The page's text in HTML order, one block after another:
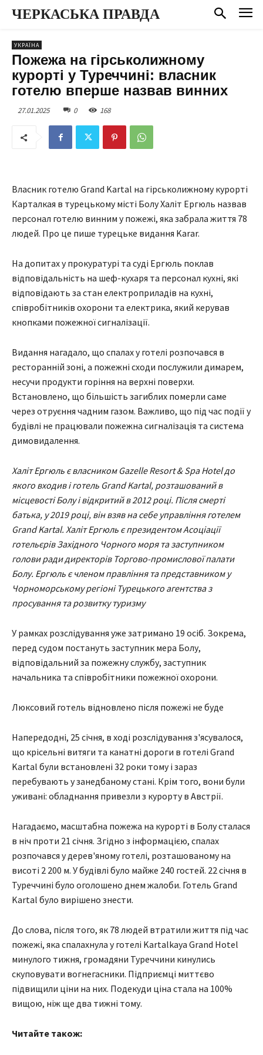
ЧЕРКАСЬКА ПРАВДА
УКРАЇНА
Пожежа на гірськолижному
курорті у Туреччині: власник
готелю вперше назвав винних
27.01.2025 0 168
Власник готелю Grand Kartal на гірськолижному курорті
Карталкая в турецькому місті Болу Халіт Ергюль назвав
персонал готелю винним у пожежі, яка забрала життя 78
людей. Про це пише турецьке видання Karar.
На допитах у прокуратурі та суді Ергюль поклав
відповідальність на шеф-кухаря та персонал кухні, які
відповідають за стан електроприладів на кухні,
співробітників охорони та електрика, який керував
кнопками пожежної сигналізації.
Видання нагадало, що спалах у готелі розпочався в
ресторанній зоні, а пожежні сходи послужили димарем,
несучи продукти горіння на верхні поверхи.
Встановлено, що більшість загиблих померли саме
через отруєння чадним газом. Важливо, що під час події у
будівлі не працювали пожежна сигналізація та система
димовидалення.
Халіт Ергюль є власником Gazelle Resort & Spa Hotel до
якого входив і готель Grand Kartal, розташований в
місцевості Болу і відкритий в 2012 році. Після смерті
батька, у 2019 році, він взяв на себе управління готелем
Grand Kartal. Халіт Ергюль є президентом Асоціації
готельєрів Західного Чорного моря та заступником
голови ради директорів Торгово-промислової палати
Болу. Ергюль є членом правління та представником у
Чорноморському регіоні Турецького агентства з
просування та розвитку туризму
У рамках розслідування уже затримано 19 осіб. Зокрема,
перед судом постануть заступник мера Болу,
відповідальний за пожежну службу, заступник
начальника та співробітники пожежної охорони.
Люксовий готель відновлено після пожежі не буде
Напередодні, 25 січня, в ході розслідування з'ясувалося,
що крісельні витяги та канатні дороги в готелі Grand
Kartal були встановлені 32 роки тому і зараз
перебувають у занедбаному стані. Крім того, вони були
уживані: обладнання привезли з курорту в Австрії.
Нагадаємо, масштабна пожежа на курорті в Болу сталася
в ніч проти 21 січня. Згідно з інформацією, спалах
розпочався у дерев'яному готелі, розташованому на
висоті 2 200 м. У будівлі було майже 240 гостей. 22 січня в
Туреччині було оголошено днем ​​жалоби. Готель Grand
Kartal було вирішено знести.
До слова, після того, як 78 людей втратили життя під час
пожежі, яка спалахнула у готелі Kartalkaya Grand Hotel
минулого тижня, громадяни Туреччини кинулись
скуповувати вогнегасники. Підприємці миттєво
підвищили ціни на них. Подекуди ціна стала на 100%
вищою, ніж ще два тижні тому.
Читайте також: